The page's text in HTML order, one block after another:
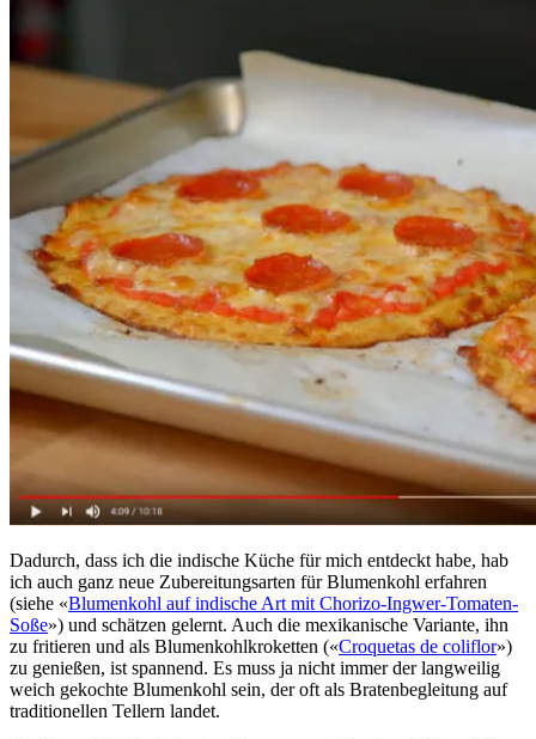
Dadurch, dass ich die indische Küche für mich entdeckt habe, hab
ich auch ganz neue Zubereitungsarten für Blumenkohl erfahren
(siehe «Blumenkohl auf indische Art mit Chorizo-Ingwer-Tomaten-
Soße») und schätzen gelernt. Auch die mexikanische Variante, ihn
zu fritieren und als Blumenkohlkroketten («Croquetas de coliflor»)
zu genießen, ist spannend. Es muss ja nicht immer der langweilig
weich gekochte Blumenkohl sein, der oft als Bratenbegleitung auf
traditionellen Tellern landet.